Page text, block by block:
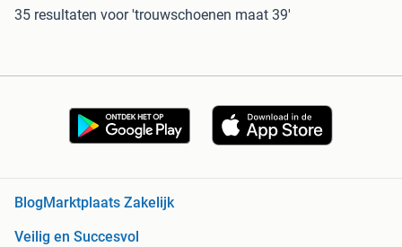
35 resultaten voor 'trouwschoenen maat 39'
BlogMarktplaats Zakelijk
Veilig en Succesvol